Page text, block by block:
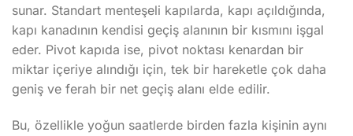
sunar. Standart menteşeli kapılarda, kapı açıldığında,
kapı kanadının kendisi geçiş alanının bir kısmını işgal
eder. Pivot kapıda ise, pivot noktası kenardan bir
miktar içeriye alındığı için, tek bir hareketle çok daha
geniş ve ferah bir net geçiş alanı elde edilir.
Bu, özellikle yoğun saatlerde birden fazla kişinin aynı